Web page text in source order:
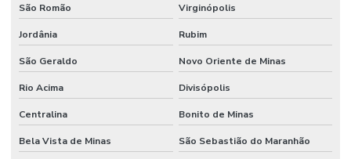
São Romão Virginópolis
Jordânia Rubim
São Geraldo Novo Oriente de Minas
Rio Acima Divisópolis
Centralina Bonito de Minas
Bela Vista de Minas São Sebastião do Maranhão